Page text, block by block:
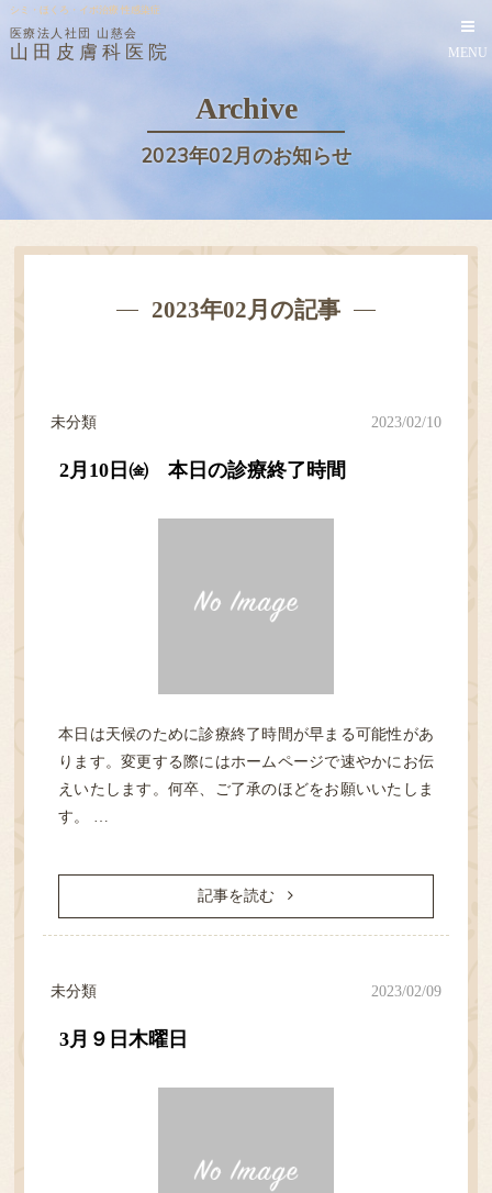
シミ・ほくろ・イボ治療 性感染症
医療法人社団 山慈会
山田皮膚科医院 MENU
Archive
2023年02月のお知らせ
2023年02月の記事
2月10日㈮ 本日の診療終了時間
未分類 2023/02/10
本日は天候のために診療終了時間が早まる可能性があ
ります。変更する際にはホームページで速やかにお伝
えいたします。何卒、ご了承のほどをお願いいたしま
す。 …
記事を読む
3月９日木曜日
未分類 2023/02/09
診療案内
性感染症
アクセス・担当医表
ご予約／順番どり